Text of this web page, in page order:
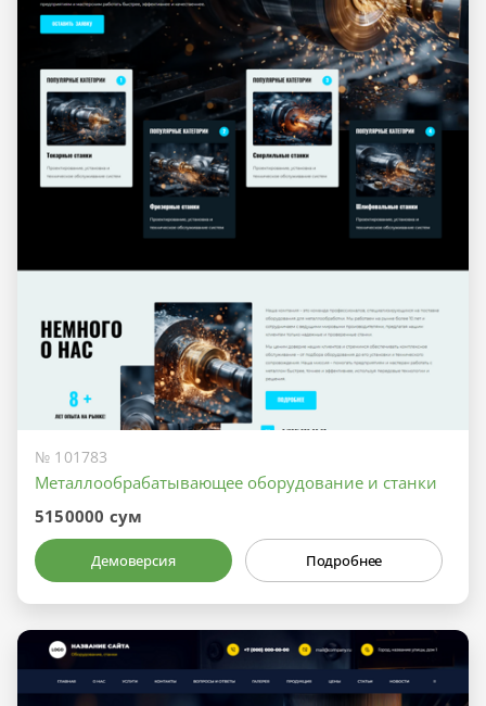
№ 101783
Металлообрабатывающее оборудование и станки
5150000 сум
Демоверсия Подробнее